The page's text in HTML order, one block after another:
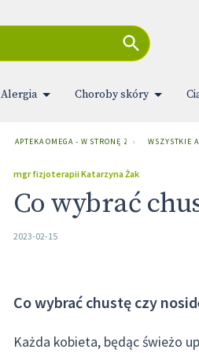
Alergia Choroby skóry
APTEKA OMEGA - W STRONĘ ZDROWIA
› WSZYSTKIE
mgr fizjoterapii Katarzyna Żak
Co wybrać
2023-02-15
Co wybrać chustę czy
Każda kobieta, będąc świeżo